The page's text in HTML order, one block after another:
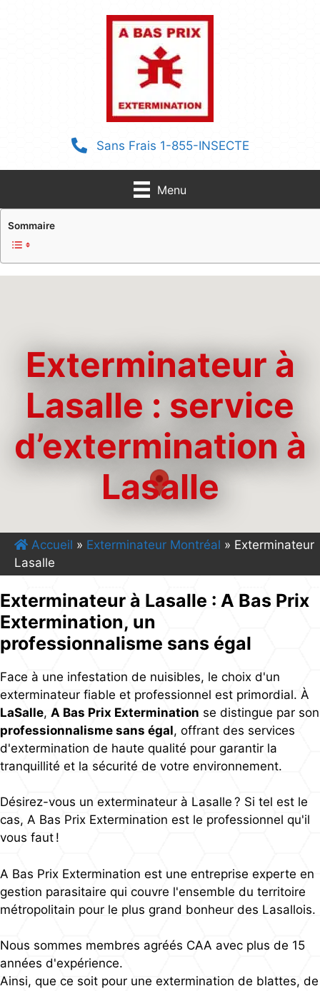
Sans Frais 1-855-INSECTE
Menu
Sommaire
Exterminateur à
Lasalle : service
d’extermination à
Lasalle
Accueil » Exterminateur Montréal » Exterminateur
Lasalle
Exterminateur à Lasalle : A Bas Prix
Extermination, un
professionnalisme sans égal
Face à une infestation de nuisibles, le choix d'un
exterminateur fiable et professionnel est primordial. À
LaSalle, A Bas Prix Extermination se distingue par son
professionnalisme sans égal, offrant des services
d'extermination de haute qualité pour garantir la
tranquillité et la sécurité de votre environnement.
Désirez-vous un exterminateur à Lasalle ? Si tel est le
cas, A Bas Prix Extermination est le professionnel qu'il
vous faut !
A Bas Prix Extermination est une entreprise experte en
gestion parasitaire qui couvre l'ensemble du territoire
métropolitain pour le plus grand bonheur des Lasallois.
Nous sommes membres agréés CAA avec plus de 15
années d'expérience.
Ainsi, que ce soit pour une extermination de blattes, de